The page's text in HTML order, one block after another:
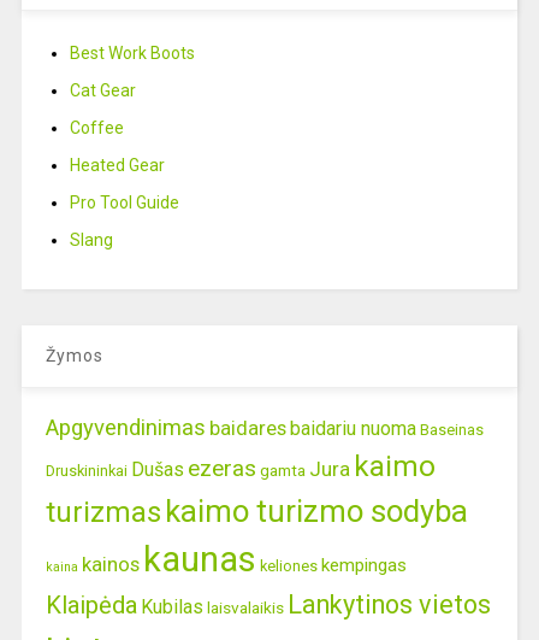
Best Work Boots
Cat Gear
Coffee
Heated Gear
Pro Tool Guide
Slang
Žymos
Apgyvendinimas baidaresbaidariu nuoma Baseinas
Druskininkai Dušas ezeras gamta Jura kaimo
turizmas kaimo turizmo sodyba
kaina kainos kaunas keliones kempingas
Klaipėda Kubilas laisvalaikis Lankytinos vietos